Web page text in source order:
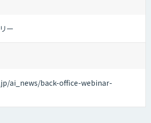
ー
ai_news/back-office-webinar-